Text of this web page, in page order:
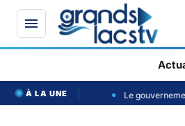
À LA UNE
au Sénat Le gouvernement